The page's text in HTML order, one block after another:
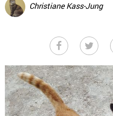
Christiane Kass-Jung